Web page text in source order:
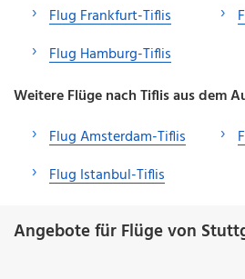
Flug Frankfurt-Tiflis
Flug Hamburg-Tiflis
Weitere Flüge nach Tiflis aus dem
Flug Amsterdam-Tiflis
Flug Istanbul-Tiflis
Angebote für Flüge von